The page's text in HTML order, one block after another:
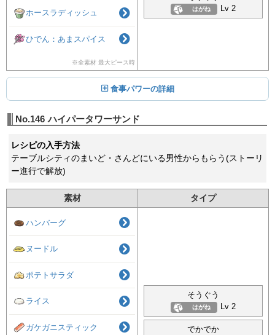
ホースラディッシュ
ひでん：あまスパイス
※全素材 最大ピース時
はがね Lv 2
食事パワーの詳細
No.146 ハイパータワーサンド
レシピの入手方法
テーブルシティのまいど・さんどにいる男性からもらう(ストーリ
ー進行で解放)
素材 タイプ
ハンバーグ
ヌードル
ポテトサラダ
ライス
ガケガニスティック
そうぐう
はがね Lv 2
でかでか